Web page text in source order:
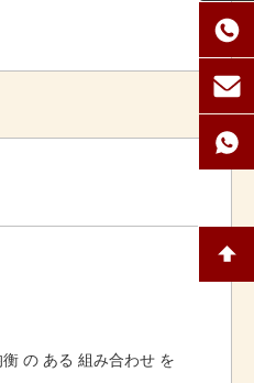
の ある 組み合わせ を